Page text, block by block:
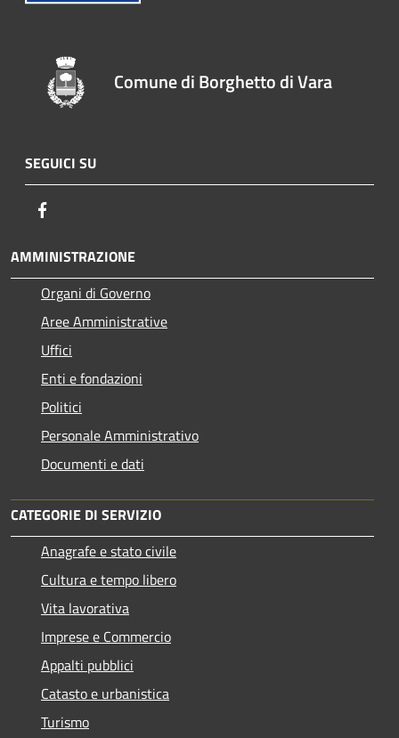
Comune di Borghetto di Vara
SEGUICI SU
AMMINISTRAZIONE
Organi di Governo
Aree Amministrative
Uffici
Enti e fondazioni
Politici
Personale Amministrativo
Documenti e dati
CATEGORIE DI SERVIZIO
Anagrafe e stato civile
Cultura e tempo libero
Vita lavorativa
Imprese e Commercio
Appalti pubblici
Catasto e urbanistica
Turismo